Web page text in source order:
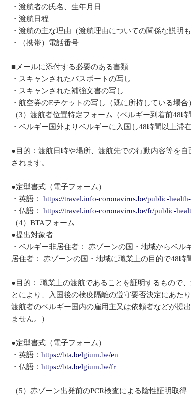
・渡航者の氏名、生年月日
・渡航日程
・渡航の主な理由（渡航理由についての関係な説明
・（携帯）電話番号
■メールに添付する必要のある書類
・スキャンされたパスポートの写し
・スキャンされた補強文書の写し
・航空券のEチケットの写し（既に所持している場合
（3）渡航者位置特定フォーム（ベルギー到着前48
・ベルギー国外よりベルギーに入国し48時間以上滞
●目的：渡航日時や場所、渡航先での行動内容等を
されます。
●定型書式（電子フォーム）
・英語： https://travel.info-coronavirus.be/public-
・仏語： https://travel.info-coronavirus.be/fr/public-
（4）BTAフォーム
●提出対象者
・ベルギー非居住者： 赤ゾーンの国・地域からベ
居住者： 赤ゾーンの国・地域に職業上の目的で48時
●目的： 職業上の渡航であることを証明するもので
とにより、入国後の検疫隔離の遵守要否決定にあた
渡航者のベルギー国内の雇用主又は依頼者などが提
ません。）
●定型書式（電子フォーム）
・英語： https://bta.belgium.be/en
・仏語： https://bta.belgium.be/fr
（5）赤ゾーン出発前のPCR検査による陰性証明取得